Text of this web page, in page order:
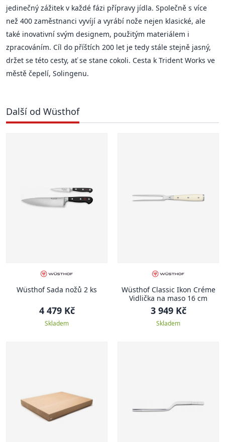
jedinečný zážitek v každé fázi přípravy jídla. Společně s více
než 400 zaměstnanci vyvíjí a vyrábí nože nejen klasické, ale
také inovativní svým designem, použitým materiálem i
zpracováním. Cíl do příštích 200 let je tedy stále stejně jasný,
držet se této cesty, ať se stane cokoli. Cesta k Trident Works ve
městě čepelí, Solingenu.
Další od Wüsthof
Wüsthof Sada nožů 2 ks
4 479 Kč
Skladem
Wüsthof Classic Ikon Créme
Vidlička na maso 16 cm
3 949 Kč
Skladem